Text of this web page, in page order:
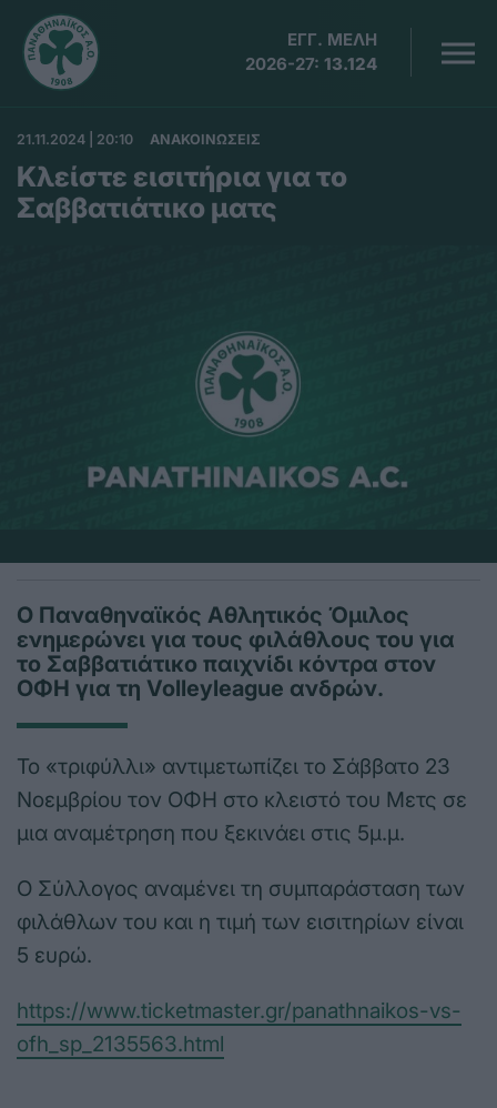
ΕΓΓ. ΜΕΛΗ
2026-27: 13.124
21.11.2024 | 20:10 ΑΝΑΚΟΙΝΩΣΕΙΣ
Κλείστε εισιτήρια για το
Σαββατιάτικο ματς
Ο Παναθηναϊκός Αθλητικός Όμιλος
ενημερώνει για τους φιλάθλους του για
το Σαββατιάτικο παιχνίδι κόντρα στον
ΟΦΗ για τη Volleyleague ανδρών.
Το «τριφύλλι» αντιμετωπίζει το Σάββατο 23
Νοεμβρίου τον ΟΦΗ στο κλειστό του Μετς σε
μια αναμέτρηση που ξεκινάει στις 5μ.μ.
Ο Σύλλογος αναμένει τη συμπαράσταση των
φιλάθλων του και η τιμή των εισιτηρίων είναι
5 ευρώ.
https://www.ticketmaster.gr/panathnaikos-vs-
ofh_sp_2135563.html